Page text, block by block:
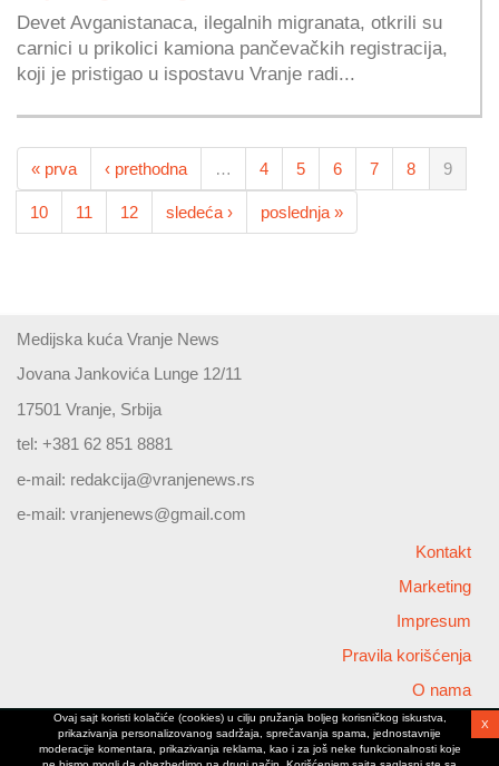
Devet Avganistanaca, ilegalnih migranata, otkrili su
carnici u prikolici kamiona pančevačkih registracija,
koji je pristigao u ispostavu Vranje radi...
« prva ‹ prethodna … 4 5 6 7 8 9
10 11 12 sledeća › poslednja »
Medijska kuća Vranje News
Jovana Jankovića Lunge 12/11
17501 Vranje, Srbija
tel: +381 62 851 8881
e-mail: redakcija@vranjenews.rs
e-mail: vranjenews@gmail.com
Kontakt
Marketing
Impresum
Pravila korišćenja
O nama
Copyright © 2026 Vranjenews
All rights reserved
Ovaj sajt koristi kolačiće (cookies) u cilju pružanja boljeg korisničkog iskustva,
prikazivanja personalizovanog sadržaja, sprečavanja spama, jednostavnije
moderacije komentara, prikazivanja reklama, kao i za još neke funkcionalnosti koje
X